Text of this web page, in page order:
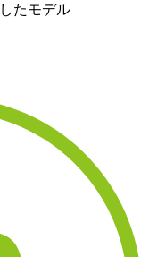
たモデル